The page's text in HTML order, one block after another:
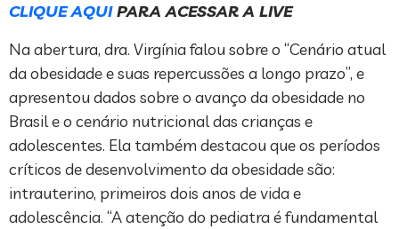
CLIQUE AQUIPARA ACESSAR A LIVE
Na abertura, dra. Virgínia falou sobre o “Cenário atual
da obesidade e suas repercussões a longo prazo”, e
apresentou dados sobre o avanço da obesidade no
Brasil e o cenário nutricional das crianças e
adolescentes. Ela também destacou que os períodos
críticos de desenvolvimento da obesidade são:
intrauterino, primeiros dois anos de vida e
adolescência. “A atenção do pediatra é fundamental